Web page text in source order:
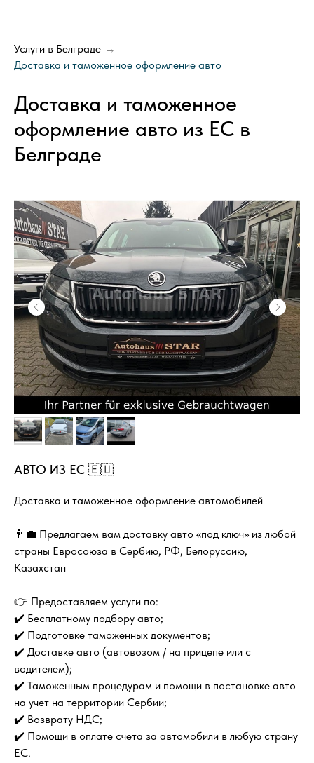
Услуги в Белграде →
Доставка и таможенное оформление авто
Доставка и таможенное
оформление авто из ЕС в
Белграде
АВТО ИЗ ЕС 🇪🇺
Доставка и таможенное оформление автомобилей
👨‍💼 Предлагаем вам доставку авто «под ключ» из любой
страны Евросоюза в Сербию, РФ, Белоруссию,
Казахстан
👉 Предоставляем услуги по:
✔️ Бесплатному подбору авто;
✔️ Подготовке таможенных документов;
✔️ Доставке авто (автовозом / на прицепе или с
водителем);
✔️ Таможенным процедурам и помощи в постановке авто
на учет на территории Сербии;
✔️ Возврату НДС;
✔️ Помощи в оплате счета за автомобили в любую страну
ЕС.